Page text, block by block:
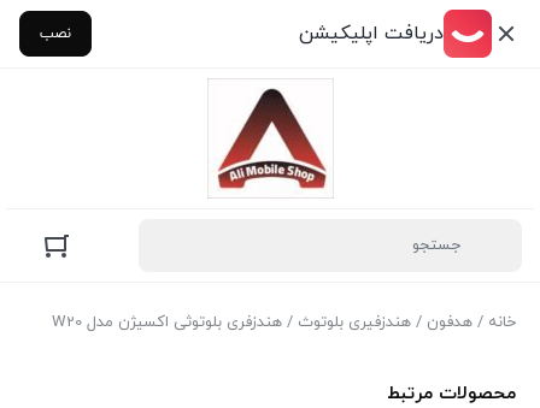
دریافت اپلیکیشن نصب
خانه / هدفون / هندزفیری بلوتوث / هندزفری بلوتوثی اکسیژن مدل W20
محصولات مرتبط